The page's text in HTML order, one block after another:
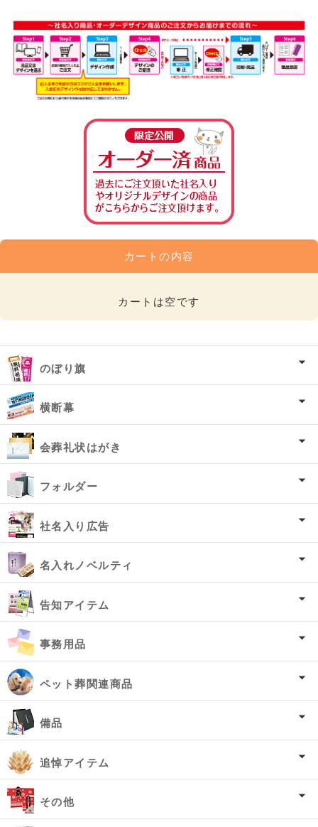
カートの内容
カートは空です
のぼり旗
横断幕
会葬礼状はがき
フォルダー
社名入り広告
名入れノベルティ
告知アイテム
事務用品
ペット葬関連商品
備品
追悼アイテム
その他